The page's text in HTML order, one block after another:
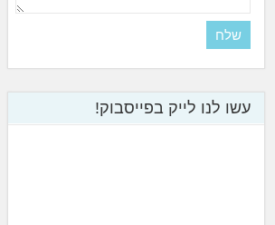
עשו לנו לייק בפייסבוק!